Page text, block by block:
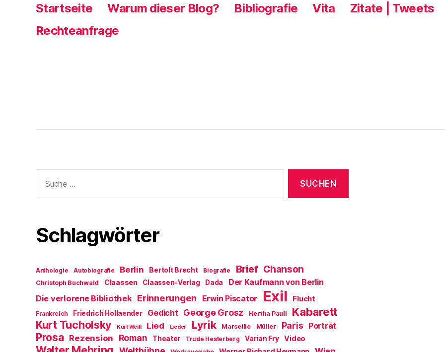
Startseite Warum dieser Blog? Bibliografie Vita Zitate | Tweets
Rechteanfrage
nach:
Schlagwörter
Anthologie Autobiografie Berlin Bertolt Brecht Biografie Brief Chanson
Christoph Buchwald Claassen Claassen-Verlag Dada Der Kaufmann von Berlin
Die verlorene Bibliothek Erinnerungen Erwin Piscator Exil Flucht
Frankreich Friedrich Hollaender Gedicht George Grosz Hertha Pauli Kabarett
Kurt Tucholsky Kurt Weill Lied Lieder Lyrik Marseille Müller Paris Porträt
Prosa Rezension Roman Theater Trude Hesterberg Varian Fry Video